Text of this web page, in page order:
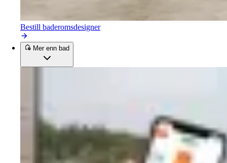
Bestill baderomsdesigner
Mer enn bad